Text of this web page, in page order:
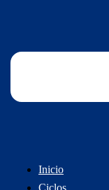
Inicio
Ciclos